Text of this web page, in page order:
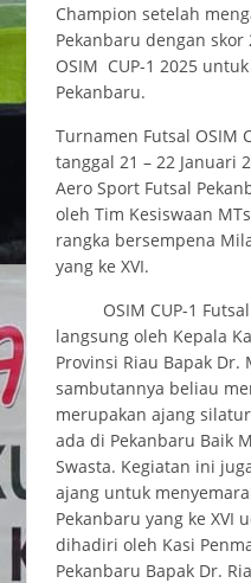
Champion setelah
Pekanbaru dengan
OSIM CUP-1 2025
Pekanbaru.
Turnamen Futsal OSIM
tanggal 21 – 22 Januari
Aero Sport Futsal
oleh Tim Kesiswaan
rangka bersempena
yang ke XVI.
OSIM CUP-1 Futsal
langsung oleh Kepala
Provinsi Riau Bapak
sambutannya beliau
merupakan ajang
ada di Pekanbaru Baik
Swasta. Kegiatan ini
ajang untuk
Pekanbaru yang ke XVI
dihadiri oleh Kasi
Pekanbaru Bapak Dr.